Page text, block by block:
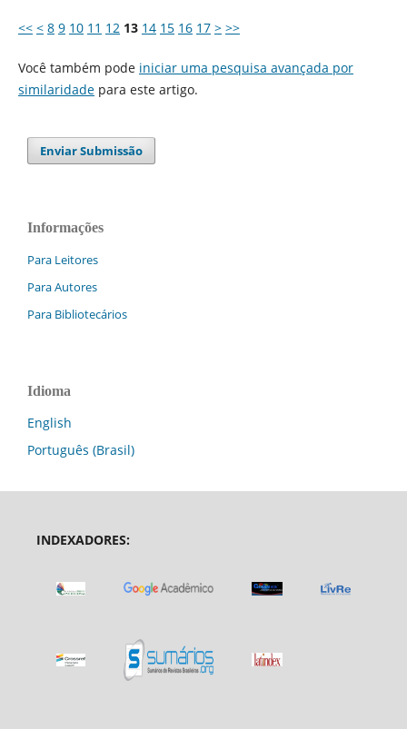
<< < 8 9 10 11 12 13 14 15 16 17 > >>
Você também pode iniciar uma pesquisa avançada por
similaridadepara este artigo.
Enviar Submissão
Informações
Para Leitores
Para Autores
Para Bibliotecários
Idioma
English
Português (Brasil)
INDEXADORES: